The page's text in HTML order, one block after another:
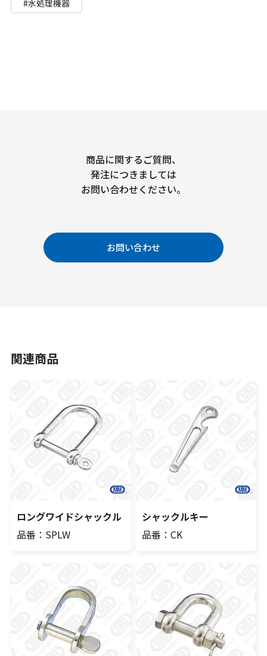
#水処理機器
商品に関するご質問、
発注につきましては
お問い合わせください。
お問い合わせ
関連商品
ロングワイドシャックル
品番：SPLW
シャックルキー
品番：CK